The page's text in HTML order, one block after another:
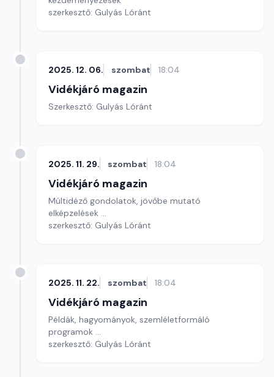
szerkesztő: Gulyás Lóránt
2025. 12. 06. szombat 18:04
Vidékjáró magazin
Szerkesztő: Gulyás Lóránt
2025. 11. 29. szombat 18:04
Vidékjáró magazin
Múltidéző gondolatok, jövőbe mutató
elképzelések ...
szerkesztő: Gulyás Lóránt
2025. 11. 22. szombat 18:04
Vidékjáró magazin
Példák, hagyományok, szemléletformáló
programok ...
szerkesztő: Gulyás Lóránt